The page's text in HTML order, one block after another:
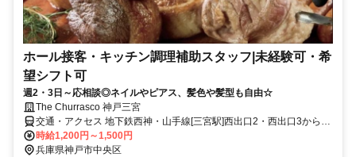
ホール接客・キッチン調理補助スタッフ|未経験可・希
望シフト可
週2・3日～応相談◎ネイルやピアス、髪色や髪型も自由☆
The Churrasco 神戸三宮
交通・アクセス 地下鉄西神・山手線[三宮駅]西出口2・西出口3からス
グ＊グレーが基調のシックな内装で落ち着いた雰囲気のお店！SNS映
え間違いなしの肉料理のお店！女子会などでも大人気！新店GRAND
時給1,200円～1,500円
兵庫県神戸市中央区